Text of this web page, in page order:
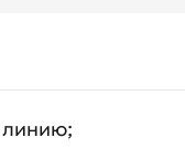
линию;